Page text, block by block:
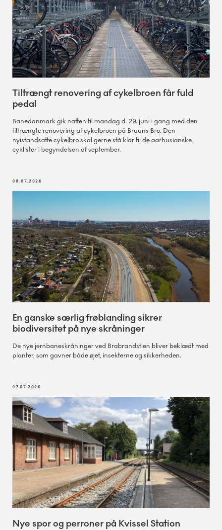
Tiltrængt renovering af cykelbroen får fuld
pedal
Banedanmark gik natten til mandag d. 29. juni i gang med den
tiltrængte renovering af cykelbroen på Bruuns Bro. Den
nyistandsatte cykelbro skal gerne stå klar til de aarhusianske
cyklister i begyndelsen af september.
08.07.2026
En ganske særlig frøblanding sikrer
biodiversitet på nye skråninger
De nye jernbaneskråninger ved Brabrandstien bliver beklædt med
planter, som gavner både øjet, insekterne og sikkerheden.
07.07.2026
Nye spor og perroner på Kvissel Station